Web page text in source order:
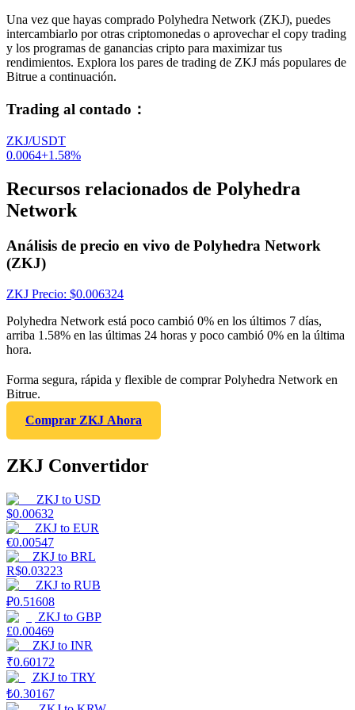
Una vez que hayas comprado Polyhedra Network (ZKJ), puedes
intercambiarlo por otras criptomonedas o aprovechar el copy trading
y los programas de ganancias cripto para maximizar tus
rendimientos. Explora los pares de trading de ZKJ más populares de
Bitrue a continuación.
Trading al contado ：
ZKJ/USDT
0.0064+1.58%
Recursos relacionados de Polyhedra
Network
Análisis de precio en vivo de Polyhedra Network
(ZKJ)
ZKJ Precio: $0.006324
Polyhedra Network está poco cambió 0% en los últimos 7 días,
arriba 1.58% en las últimas 24 horas y poco cambió 0% en la última
hora.
Forma segura, rápida y flexible de comprar Polyhedra Network en
Bitrue.
Comprar ZKJ Ahora
ZKJ Convertidor
ZKJ to USD
$0.00632
ZKJ to EUR
€0.00547
ZKJ to BRL
R$0.03223
ZKJ to RUB
₽0.51608
ZKJ to GBP
£0.00469
ZKJ to INR
₹0.60172
ZKJ to TRY
₺0.30167